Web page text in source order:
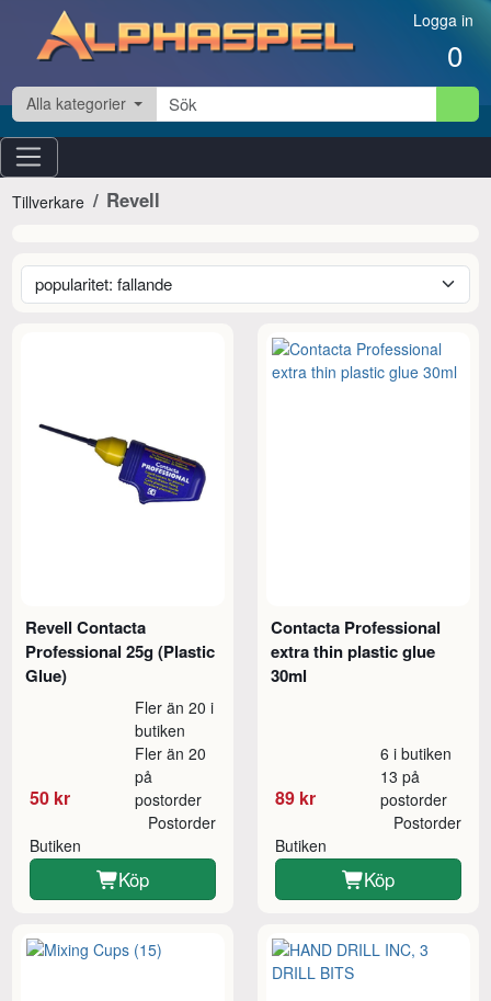
Hoppa till innehåll Logga in
0
Alla kategorier
Tillverkare Revell
Revell Contacta
Professional 25g (Plastic
Glue)
50 kr
Fler än 20 i
butiken
Fler än 20
på
postorder
Butiken
Postorder
Köp
Contacta Professional
extra thin plastic glue
30ml
89 kr
6 i butiken
13 på
postorder
Butiken
Postorder
Köp